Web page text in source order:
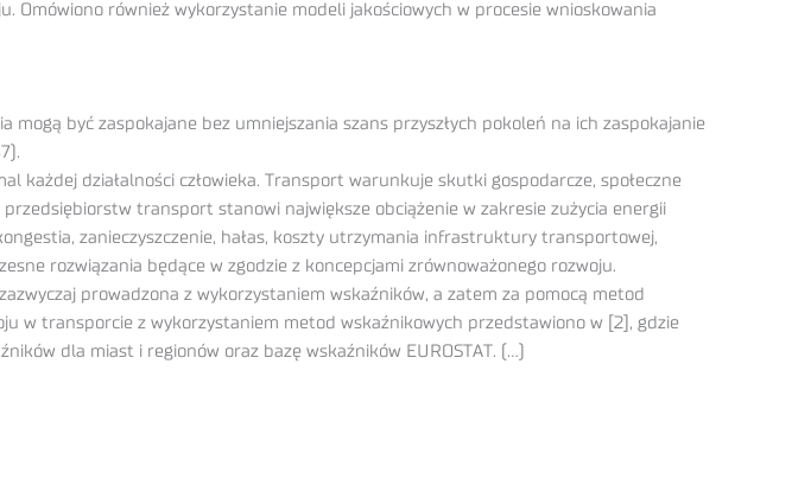
również wykorzystanie modeli jakościowych w procesie wnioskowania
być zaspokajane bez umniejszania szans przyszłych pokoleń na ich zaspokajanie
każdej działalności człowieka. Transport warunkuje skutki gospodarcze, społeczne
transport stanowi największe obciążenie w zakresie zużycia energii
zanieczyszczenie, hałas, koszty utrzymania infrastruktury transportowej,
rozwiązania będące w zgodzie z koncepcjami zrównoważonego rozwoju.
prowadzona z wykorzystaniem wskaźników, a zatem za pomocą metod
w transporcie z wykorzystaniem metod wskaźnikowych przedstawiono w [2], gdzie
dla miast i regionów oraz bazę wskaźników EUROSTAT. (…)